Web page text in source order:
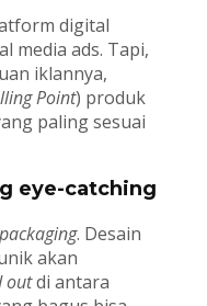
digital
media ads. Tapi,
iklannya,
Point) produk
paling sesuai
eye-catching
packaging. Desain
akan
outdi antara